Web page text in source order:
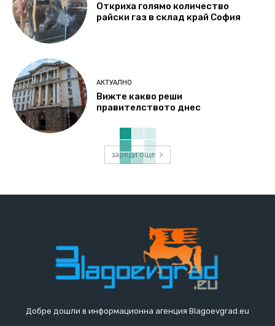
Откриха голямо количество
райски газ в склад край София
АКТУАЛНО
Вижте какво реши
правителството днес
зареди още
Добре дошли в информационна агенция Blagoevgrad.eu